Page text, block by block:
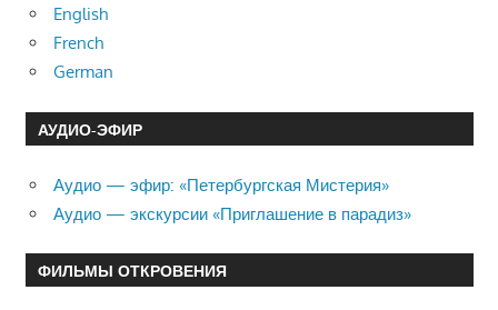
English
French
German
АУДИО-ЭФИР
Аудио — эфир: «Петербургская Мистерия»
Аудио — экскурсии «Приглашение в парадиз»
ФИЛЬМЫ ОТКРОВЕНИЯ